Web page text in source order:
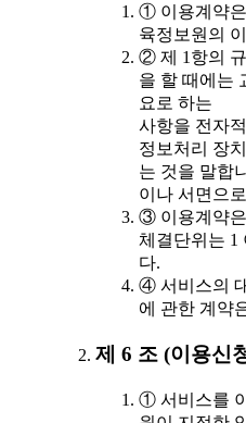
① 이용계약은
육정보원의
② 제 1항의
을 할 때에는
요로 하는
사항을 전자
정보처리 장
는 것을 말합
이나 서면으
③ 이용계약
체결단위는 1
다.
④ 서비스의
에 관한 계약
제 6 조 (이용신
① 서비스를